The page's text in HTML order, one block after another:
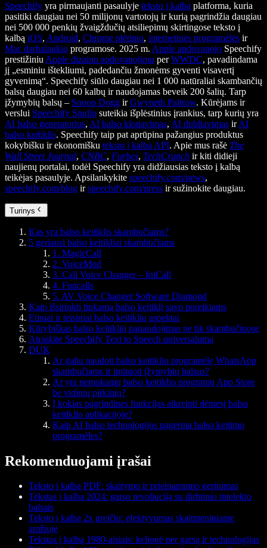
Speechify yra pirmaujanti pasaulyje teksto į kalbą platforma, kuria
pasitiki daugiau nei 50 milijonų vartotojų ir kurią pagrindžia daugiau
nei 500 000 penkių žvaigždučių atsiliepimų skirtingose teksto į
kalbą iOS, Android, Chrome plėtinio, internetinės programėlės ir
Mac darbalaukio programose. 2025 m. Apple apdovanojo Speechify
prestižiniu Apple dizaino apdovanojimu perWWDC, pavadindama
jį „esminiu ištekliumi, padedančiu žmonėms gyventi visavertį
gyvenimą“. Speechify siūlo daugiau nei 1 000 natūraliai skambančių
balsų daugiau nei 60 kalbų ir naudojamas beveik 200 šalių. Tarp
įžymybių balsų – Snoop Dogg irGwyneth Paltrow. Kūrėjams ir
verslui Speechify Studio suteikia išplėstinius įrankius, tarp kurių yra
AI balso generatorius, AI balso klonavimas, AI dubliavimas irAI
balso keitiklis. Speechify taip pat aprūpina pažangius produktus
kokybišku ir ekonomišku teksto į kalbą API. Apie mus rašė The
Wall Street Journal, CNBC, Forbes, TechCrunch ir kiti didieji
naujienų portalai, todėl Speechify yra didžiausias teksto į kalbą
teikėjas pasaulyje. Apsilankykite speechify.com/news,
speechify.com/blog irspeechify.com/press ir sužinokite daugiau.
Turinys
Kas yra balso keitiklis skambučiams?
5 geriausi balso keitikliai skambučiams
1. MagicCall
2. VoiceMod
3. Call Voice Changer – IntCall
4. Funcalls
5. AV Voice Changer Software Diamond
Kaip išsirinkti tinkamą balso keitiklį savo poreikiams
Etiniai ir teisiniai balso keitiklių aspektai
Kūrybiškas balso keitiklių panaudojimas ne tik skambučiuose
Atraskite Speechify Text to Speech universalumą
DUK
Ar galiu naudoti balso keitiklio programėlę WhatsApp
skambučiams ir imituoti įžymybių balsus?
Ar yra nemokamų balso keitiklio programų App Store
be vidinių pirkinių?
Į kokias pagrindines funkcijas atkreipti dėmesį balso
keitiklio aplikacijoje?
Kaip AI balso technologijos pagerina balso keitimo
programėles?
Rekomenduojami įrašai
Teksto į kalbą PDF: skaitymo ir prieinamumo gerinimas
Tekstas į kalbą 2024: garso revoliucija su dirbtinio intelekto
balsais
Teksto į kalbą 2x greičiu: efektyvumas skaitmeniniame
amžiuje
Tekstas į kalbą 1980-aisiais: kelionė per garsą ir technologijas